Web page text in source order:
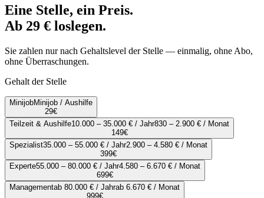
Eine Stelle, ein Preis.
Ab 29 € loslegen.
Sie zahlen nur nach Gehaltslevel der Stelle — einmalig, ohne Abo,
ohne Überraschungen.
Gehalt der Stelle
MinijobMinijob / Aushilfe
29€
Teilzeit & Aushilfe10.000 – 35.000 € / Jahr830 – 2.900 € / Monat
149€
Spezialist35.000 – 55.000 € / Jahr2.900 – 4.580 € / Monat
399€
Experte55.000 – 80.000 € / Jahr4.580 – 6.670 € / Monat
699€
Managementab 80.000 € / Jahrab 6.670 € / Monat
999€